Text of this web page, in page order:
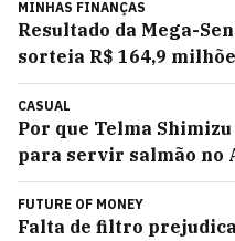
MINHAS FINANÇAS
Resultado da Mega-
sorteia R$ 164,9
CASUAL
Por que Telma
para servir salmão no
FUTURE OF MONEY
Falta de filtro